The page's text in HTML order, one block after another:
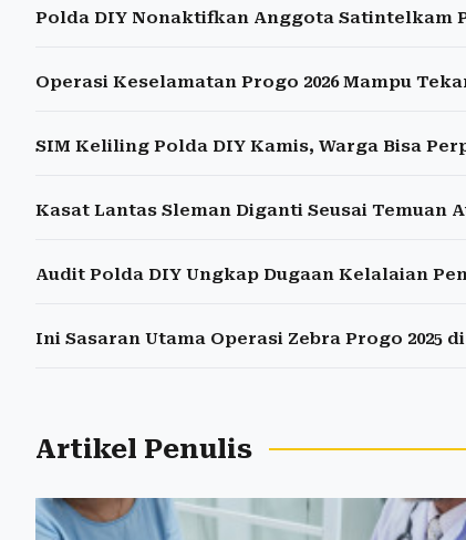
Polda DIY Nonaktifkan Anggota Satintelkam
Operasi Keselamatan Progo 2026 Mampu
SIM Keliling Polda DIY Kamis, Warga Bisa
Kasat Lantas Sleman Diganti Seusai Temuan
Audit Polda DIY Ungkap Dugaan Kelalaian
Ini Sasaran Utama Operasi Zebra Progo 2025
Artikel Penulis